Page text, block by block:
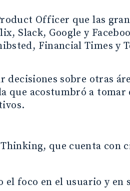
Officer que las
Slack, Google y
Financial Times y
sobre otras
que acostumbró a tomar
que cuenta con
foco en el usuario y en